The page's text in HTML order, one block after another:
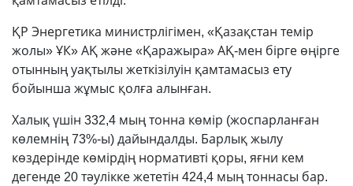
ҚР Энергетика министрлігімен, «Қазақстан темір
жолы» ҰК» АҚ және «Қаражыра» АҚ-мен бірге өңірге
отынның уақтылы жеткізілуін қамтамасыз ету
бойынша жұмыс қолға алынған.
Халық үшін 332,4 мың тонна көмір (жоспарланған
көлемнің 73%-ы) дайындалды. Барлық жылу
көздерінде көмірдің нормативті қоры, яғни кем
дегенде 20 тәулікке жететін 424,4 мың тоннасы бар.